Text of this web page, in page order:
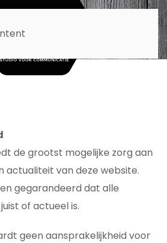
de grootst mogelijke zorg aan
actualiteit van deze website.
gegarandeerd dat alle
of actueel is.
geen aansprakelijkheid voor